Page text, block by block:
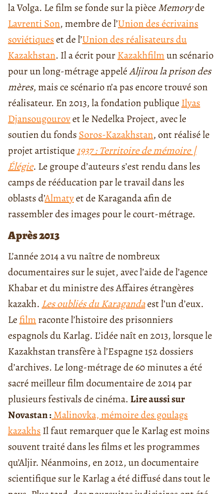
la Volga. Le film se fonde sur la pièce Memoryde
Lavrenti Son, membre de l’Union des écrivains
soviétiqueset de l’Union des réalisateurs du
Kazakhstan. Il a écrit pourKazakhfilmun scénario
pour un long-métrage appeléAljirou laprison des
mères, mais ce scénario n’a pas encore trouvé son
réalisateur. En 2013, la fondation publique Ilyas
Djansougourovet le Nedelka Project, avec le
soutien du fonds Soros-Kazakhstan, ont réalisé le
projet artistique 1937 : Territoire de mémoire |
Élégie. Le groupe d’auteurs s’est rendu dans les
camps de rééducation par le travail dans les
oblasts d’Almatyet de Karaganda afin de
rassembler des images pour le court-métrage.
Après 2013
L’année 2014 a vu naître de nombreux
documentaires sur le sujet, avec l’aide de l’agence
Khabar et du ministre des Affaires étrangères
kazakh. Les oubliés du Karagandaest l’un d’eux.
Le film raconte l’histoire des prisonniers
espagnols du Karlag. L’idée naît en 2013, lorsque le
Kazakhstan transfère à l’Espagne 152 dossiers
d’archives. Le long-métrage de 60 minutes a été
sacré meilleur film documentaire de 2014 par
plusieurs festivals de cinéma. Lire aussi sur
Novastan :Malinovka, mémoire des goulags
kazakhs Il faut remarquer que le Karlag est moins
souvent traité dans les films et les programmes
qu’Aljir. Néanmoins, en 2012, un documentaire
scientifique sur le Karlag a été diffusé dans tout le